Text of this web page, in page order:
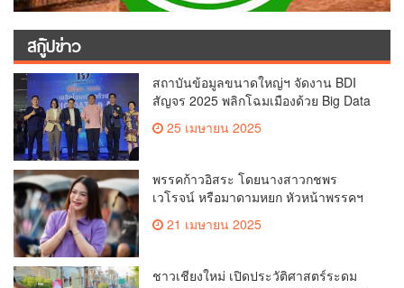
สกู๊ปข่าว
สถาบันข้อมูลขนาดใหญ่ฯ จัดงาน BDI
สัญจร 2025 พลิกโฉมเมืองด้วย Big Data
ข้อมูลเพื่อยกระดับเมือง สังคม และ
25 เมษายน 2025
พรรคก้าวอิสระ โดยนางสาวกชพร
เวโรจน์ หรือมาดามหยก หัวหน้าพรรคฯ
จัดการประชุมใหญ่สามัญประจำปี 2568
พรรคก้าวอิสระ ครั้งที่ 1/2568 โ
21 เมษายน 2025
ชาวเชียงใหม่ เปิดประวัติศาสตร์ระดม